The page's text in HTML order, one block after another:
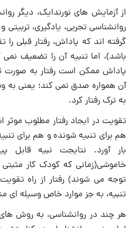
از آزمای‏ش هاى نورندایک، دیگر
روان‏شناسی تجربى، یادگیرى،
گرفته‏ اند که پاداش، رفتار قبلی
باشد)، اما تنبیه آن را تضعیف
پاداش ممکن است رفتار به صورت
آن همواره صدق‏ نمی کند؛ یعنى به
به ترک رفتار کرد.
تقویت در ایجاد رفتار مطلوب
هم برای تنبیه شونده و هم برای
بار آورد. نتایج‏ت نبیه قابل
خاموشى(زمانی که کودک کار
توجه مى شوند) رفتار از راه
تنبیه، به جز موارد خاص وسیله ‏اى
هر چند در روانشناسی، به روش